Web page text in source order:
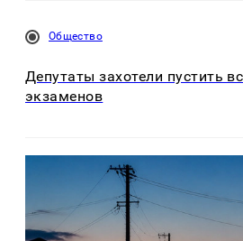
Общество
Депутаты захотели пустить
экзаменов